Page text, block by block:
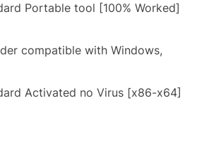
Portable tool [100% Worked]
compatible with Windows,
Activated no Virus [x86-x64]